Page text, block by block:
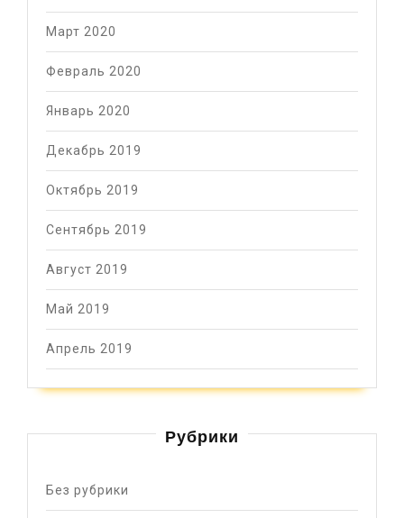
Март 2020
Февраль 2020
Январь 2020
Декабрь 2019
Октябрь 2019
Сентябрь 2019
Август 2019
Май 2019
Апрель 2019
Рубрики
Без рубрики